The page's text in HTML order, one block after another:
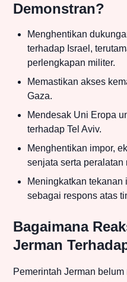
Demonstran?
Menghentikan
terhadap Israel,
perlengkapan militer.
Memastikan akses
Gaza.
Mendesak Uni Eropa
terhadap Tel Aviv.
Menghentikan impor,
senjata serta peralatan
Meningkatkan tekanan
sebagai respons atas
Bagaimana
Jerman
Pemerintah Jerman